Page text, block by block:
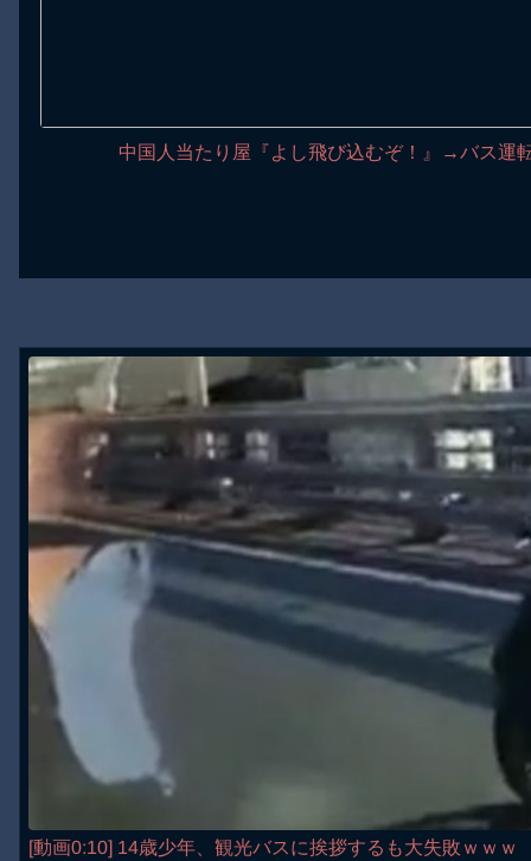
中国人当たり屋『よし飛び込むぞ！』→バス運
[動画0:10] 14歳少年、観光バスに挨拶するも大失敗ｗｗｗ